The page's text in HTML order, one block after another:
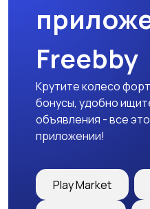
Freebby
Крутите колесо
бонусы, удобно
объявления - все
приложении!
Play Market